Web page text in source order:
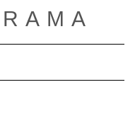
modo de navegación